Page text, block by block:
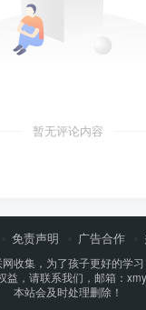
暂无评论内容
免责声明 广告合作
收集，为了孩子更好的学习
益，请联系我们，邮箱：
本站会及时处理删除！